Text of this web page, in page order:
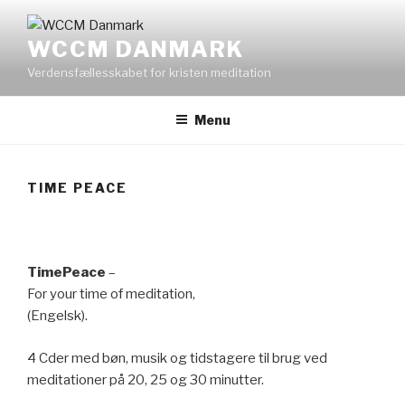
indholdWCCM DANMARK
Verdensfællesskabet for kristen meditation
Menu
TIME PEACE
TimePeace –
For your time of meditation,
(Engelsk).
4 Cder med bøn, musik og tidstagere til brug ved
meditationer på 20, 25 og 30 minutter.